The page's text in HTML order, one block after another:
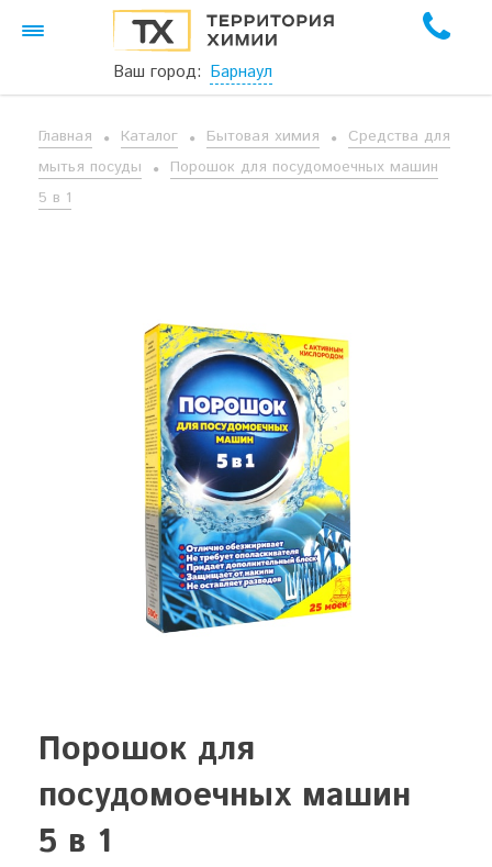
Ваш город: Барнаул
Главная Каталог Бытовая химия
Средства для
мытья посуды
Порошок для посудомоечных машин
5 в 1
Порошок для
посудомоечных машин
5 в 1